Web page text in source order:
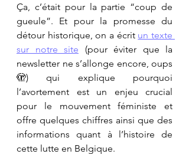
Ça, c’était pour la partie “coup de
gueule”. Et pour la promesse du
détour historique, on a écrit un texte
sur notre site
(pour éviter que la
newsletter ne s’allonge encore, oups
🫣) qui explique pourquoi
l’avortement est un enjeu crucial
pour le mouvement féministe et
offre quelques chiffres ainsi que des
informations quant à l’histoire de
cette lutte en Belgique.